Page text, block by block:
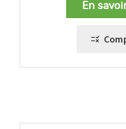
En